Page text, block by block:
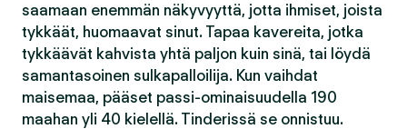
saamaan enemmän näkyvyyttä, jotta ihmiset, joista
tykkäät, huomaavat sinut. Tapaa kavereita, jotka
tykkäävät kahvista yhtä paljon kuin sinä, tai löydä
samantasoinen sulkapalloilija. Kun vaihdat
maisemaa, pääset passi-ominaisuudella 190
maahan yli 40 kielellä. Tinderissä se onnistuu.